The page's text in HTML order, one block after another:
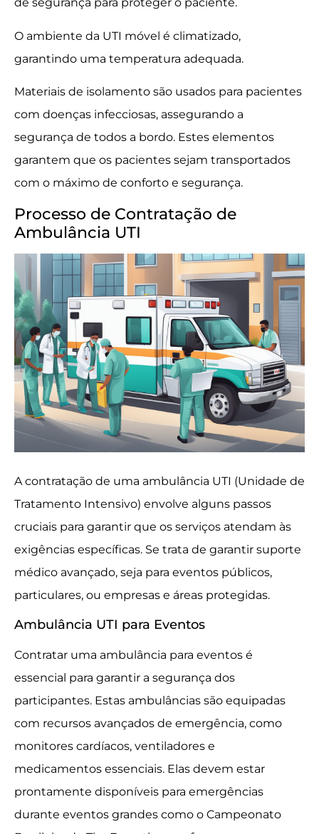
de segurança para proteger o paciente.
O ambiente da UTI móvel é climatizado,
garantindo uma temperatura adequada.
Materiais de isolamento são usados para pacientes
com doenças infecciosas, assegurando a
segurança de todos a bordo. Estes elementos
garantem que os pacientes sejam transportados
com o máximo de conforto e segurança.
Processo de Contratação de
Ambulância UTI
A contratação de uma ambulância UTI (Unidade de
Tratamento Intensivo) envolve alguns passos
cruciais para garantir que os serviços atendam às
exigências específicas. Se trata de garantir suporte
médico avançado, seja para eventos públicos,
particulares, ou empresas e áreas protegidas.
Ambulância UTI para Eventos
Contratar uma ambulância para eventos é
essencial para garantir a segurança dos
participantes. Estas ambulâncias são equipadas
com recursos avançados de emergência, como
monitores cardíacos, ventiladores e
medicamentos essenciais. Elas devem estar
prontamente disponíveis para emergências
durante eventos grandes como o Campeonato